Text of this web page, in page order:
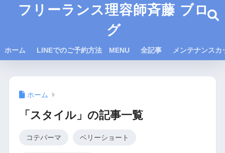
フリーランス理容師斉藤 ブロ
グ
ホーム LINEでのご予約方法 MENU 全記事 メンテナンスカ
ホーム
「スタイル」の記事一覧
コテパーマ ベリーショート